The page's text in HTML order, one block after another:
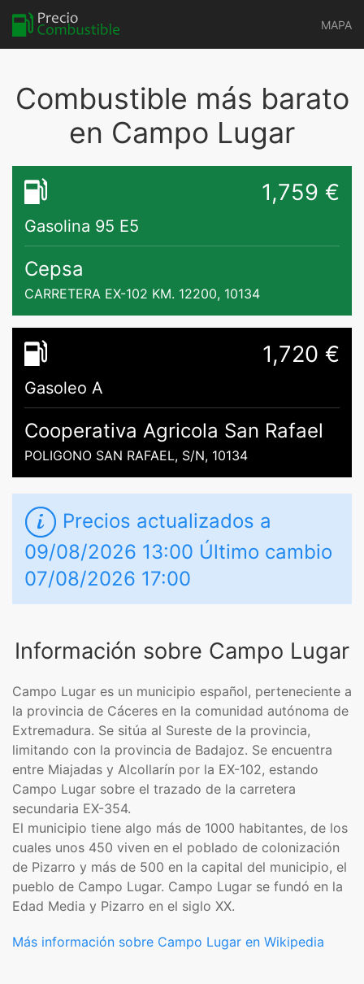
MAPA
Combustible más barato
en Campo Lugar
1,759 €
Gasolina 95 E5
Cepsa
CARRETERA EX-102 KM. 12200, 10134
1,720 €
Gasoleo A
Cooperativa Agricola San Rafael
POLIGONO SAN RAFAEL, S/N, 10134
Precios actualizados a
09/08/2026 13:00 Último cambio
07/08/2026 17:00
Información sobre Campo Lugar
Campo Lugar es un municipio español, perteneciente a
la provincia de Cáceres en la comunidad autónoma de
Extremadura. Se sitúa al Sureste de la provincia,
limitando con la provincia de Badajoz. Se encuentra
entre Miajadas y Alcollarín por la EX-102, estando
Campo Lugar sobre el trazado de la carretera
secundaria EX-354.
El municipio tiene algo más de 1000 habitantes, de los
cuales unos 450 viven en el poblado de colonización
de Pizarro y más de 500 en la capital del municipio, el
pueblo de Campo Lugar. Campo Lugar se fundó en la
Edad Media y Pizarro en el siglo XX.
Más información sobre Campo Lugar en Wikipedia